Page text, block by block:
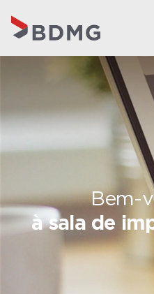
Bem-
à sala de